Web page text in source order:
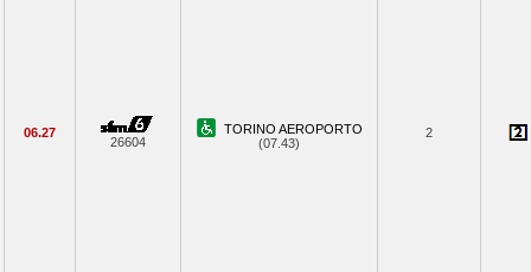
06.27
26604
TORINO AEROPORTO
(07.43)
2